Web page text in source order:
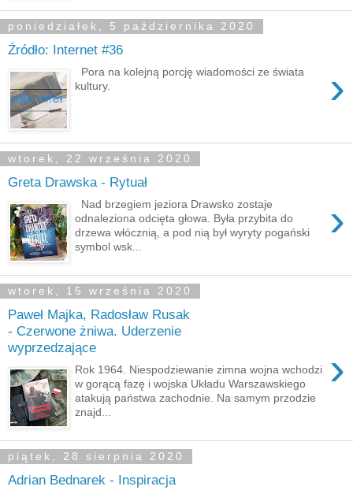
poniedziałek, 5 października 2020
Źródło: Internet #36
›
Pora na kolejną porcję wiadomości ze świata
kultury.
wtorek, 22 września 2020
Greta Drawska - Rytuał
›
Nad brzegiem jeziora Drawsko zostaje
odnaleziona odcięta głowa. Była przybita do
drzewa włócznią, a pod nią był wyryty pogański
symbol wsk...
wtorek, 15 września 2020
Paweł Majka, Radosław Rusak
- Czerwone żniwa. Uderzenie
wyprzedzające
›
Rok 1964. Niespodziewanie zimna wojna wchodzi
w gorącą fazę i wojska Układu Warszawskiego
atakują państwa zachodnie. Na samym przodzie
znajd...
piątek, 28 sierpnia 2020
Adrian Bednarek - Inspiracja